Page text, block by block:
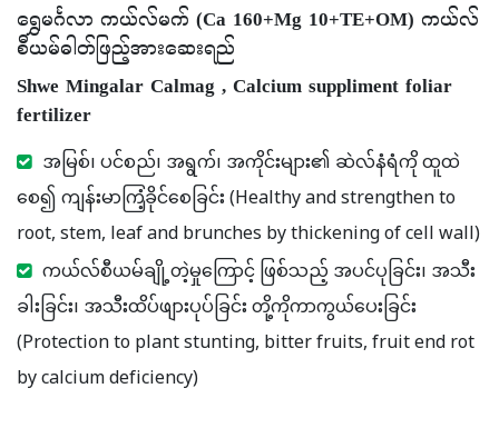
ရွှေမင်္ဂလာ ကယ်လ်မက် (Ca 160+Mg 10+TE+OM) ကယ်လ်
စီယမ်ဓါတ်ဖြည့်အားဆေးရည်
Shwe Mingalar Calmag , Calcium suppliment foliar
fertilizer
အမြစ်၊ ပင်စည်၊ အရွက်၊ အကိုင်းများ၏ ဆဲလ်နံရံကို ထူထဲ
စေ၍ ကျန်းမာကြံ့ခိုင်စေခြင်း (Healthy and strengthen to
root, stem, leaf and brunches by thickening of cell wall)
ကယ်လ်စီယမ်ချို့တဲ့မှုကြောင့် ဖြစ်သည့် အပင်ပုခြင်း၊ အသီး
ခါးခြင်း၊ အသီးထိပ်ဖျားပုပ်ခြင်း တို့ကိုကာကွယ်ပေးခြင်း
(Protection to plant stunting, bitter fruits, fruit end rot
by calcium deficiency)